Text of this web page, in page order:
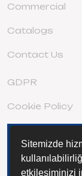
Sitemizde
etkileşiminizi
Commercial
Catalogs
Contact Us
GDPR
Cookie Policy